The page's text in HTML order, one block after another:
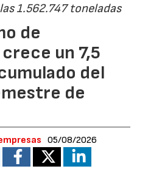
1.562.747 toneladas
de
un 7,5
del
de
05/08/2026